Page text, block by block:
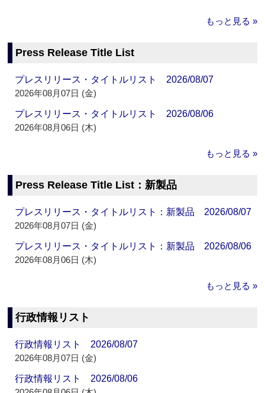
もっと見る »
Press Release Title List
プレスリリース・タイトルリスト 2026/08/07
2026年08月07日 (金)
プレスリリース・タイトルリスト 2026/08/06
2026年08月06日 (木)
もっと見る »
Press Release Title List：新製品
プレスリリース・タイトルリスト：新製品 2026/08/07
2026年08月07日 (金)
プレスリリース・タイトルリスト：新製品 2026/08/06
2026年08月06日 (木)
もっと見る »
行政情報リスト
行政情報リスト 2026/08/07
2026年08月07日 (金)
行政情報リスト 2026/08/06